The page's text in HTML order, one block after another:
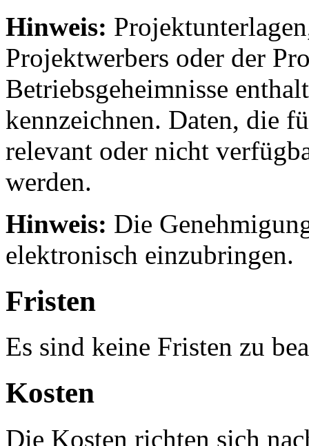
Hinweis:
Projektwerbers oder der
Betriebsgeheimnisse
kennzeichnen. Daten, die
relevant oder nicht
werden.
Hinweis: Die
elektronisch einzubringen.
Fristen
Es sind keine Fristen zu
Kosten
Die Kosten richten sich